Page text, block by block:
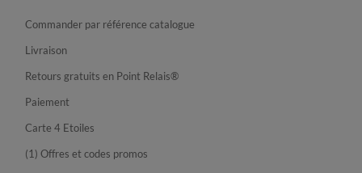
Commander par référence catalogue
Livraison
Retours gratuits en Point Relais®
Paiement
Carte 4 Etoiles
(1) Offres et codes promos